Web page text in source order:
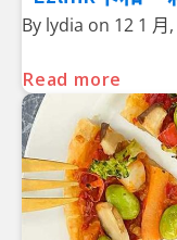
By lydia on 12 1 月
Read more